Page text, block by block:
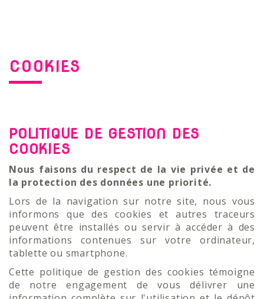
COOKIES
POLITIQUE DE GESTION DES
COOKIES
Nous faisons du respect de la vie privée et de
la protection des données une priorité.
Lors de la navigation sur notre site, nous vous
informons que des cookies et autres traceurs
peuvent être installés ou servir à accéder à des
informations contenues sur votre ordinateur,
tablette ou smartphone.
Cette politique de gestion des cookies témoigne
de notre engagement de vous délivrer une